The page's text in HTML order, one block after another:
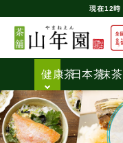
現在12時
健康茶日本茶抹茶